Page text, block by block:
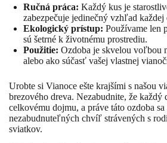
Ručná práca: Každý kus je
zabezpečuje jedinečný vzhľad každej
Ekologický prístup: Používame len
sú šetrné k životnému prostrediu.
Použitie: Ozdoba je skvelou voľbou
alebo ako súčasť vašej vlastnej
Urobte si Vianoce ešte krajšími s našou
brezového dreva. Nezabudnite, že každý
celkovému dojmu, a práve táto ozdoba
nezabudnuteľných chvíľ strávených s
sviatkov.